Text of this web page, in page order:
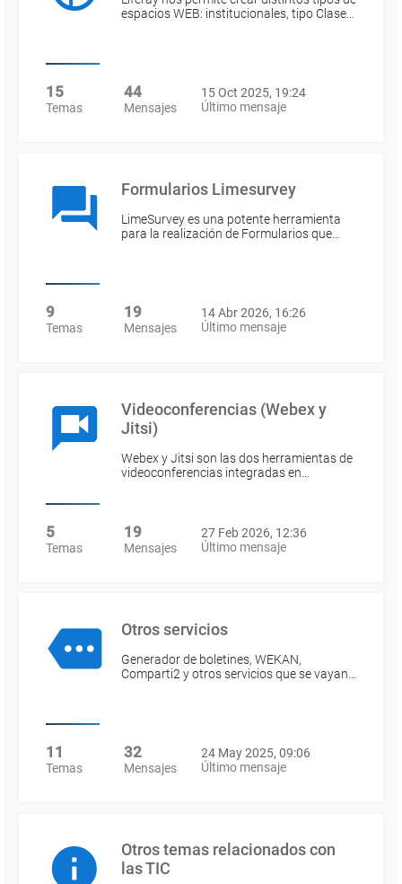
espacios WEB: institucionales, tipo Clase…
15
Temas
44
Mensajes
15 Oct 2025, 19:24
Último mensaje
Formularios Limesurvey
LimeSurvey es una potente herramienta
para la realización de Formularios que…
9
Temas
19
Mensajes
14 Abr 2026, 16:26
Último mensaje
Videoconferencias (Webex y
Jitsi)
Webex y Jitsi son las dos herramientas de
videoconferencias integradas en…
5
Temas
19
Mensajes
27 Feb 2026, 12:36
Último mensaje
Otros servicios
Generador de boletines, WEKAN,
Comparti2 y otros servicios que se vayan…
11
Temas
32
Mensajes
24 May 2025, 09:06
Último mensaje
Otros temas relacionados con
las TIC